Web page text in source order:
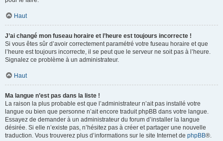
Haut
J’ai changé mon fuseau horaire et l’heure est toujours incorrecte !
Si vous êtes sûr d’avoir correctement paramétré votre fuseau horaire et que
l’heure est toujours incorrecte, il se peut que le serveur ne soit pas à l’heure.
Signalez ce problème à un administrateur.
Haut
Ma langue n’est pas dans la liste !
La raison la plus probable est que l’administrateur n’ait pas installé votre
langue ou bien que personne n’ait encore traduit phpBB dans votre langue.
Essayez de demander à un administrateur du forum d’installer la langue
désirée. Si elle n’existe pas, n’hésitez pas à créer et partager une nouvelle
traduction. Vous trouverez plus d’informations sur le site Internet de phpBB®.